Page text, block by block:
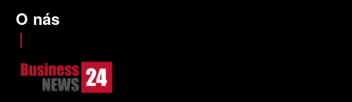
O nás